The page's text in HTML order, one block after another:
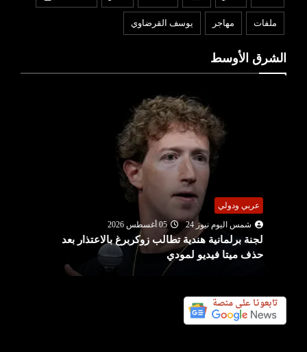
ملفات مهاجر يوسف القرضاوي
الشرق الأوسط
عربي ودولي
شمس اليوم نيوز 24
05 أغسطس 2026
لجنة برلمانية هندية تطالب زوكربرغ بالاعتذار بعد
حذف ميتا فيديو لمودي